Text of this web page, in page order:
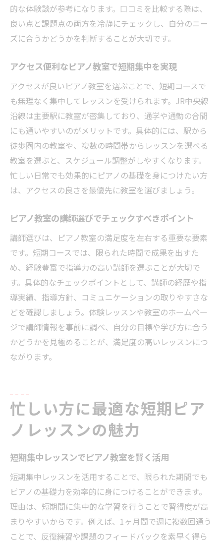
的な体験談が参考になります。口コミを比較する際は、
良い点と課題点の両方を冷静にチェックし、自分のニー
ズに合うかどうかを判断することが大切です。
アクセス便利なピアノ教室で短期集中を実現
アクセスが良いピアノ教室を選ぶことで、短期コースで
も無理なく集中してレッスンを受けられます。JR中央線
沿線は主要駅に教室が密集しており、通学や通勤の合間
にも通いやすいのがメリットです。具体的には、駅から
徒歩圏内の教室や、複数の時間帯からレッスンを選べる
教室を選ぶと、スケジュール調整がしやすくなります。
忙しい日常でも効果的にピアノの基礎を身につけたい方
は、アクセスの良さを最優先に教室を選びましょう。
ピアノ教室の講師選びでチェックすべきポイント
講師選びは、ピアノ教室の満足度を左右する重要な要素
です。短期コースでは、限られた時間で成果を出すた
め、経験豊富で指導力の高い講師を選ぶことが大切で
す。具体的なチェックポイントとして、講師の経歴や指
導実績、指導方針、コミュニケーションの取りやすさな
どを確認しましょう。体験レッスンや教室のホームペー
ジで講師情報を事前に調べ、自分の目標や学び方に合う
かどうかを見極めることが、満足度の高いレッスンにつ
ながります。
忙しい方に最適な短期ピア
ノレッスンの魅力
短期集中レッスンでピアノ教室を賢く活用
短期集中レッスンを活用することで、限られた期間でも
ピアノの基礎力を効率的に身につけることができます。
理由は、短期間に集中的な学習を行うことで習得度が高
まりやすいからです。例えば、1ヶ月間で週に複数回通う
ことで、反復練習や課題のフィードバックを素早く得ら